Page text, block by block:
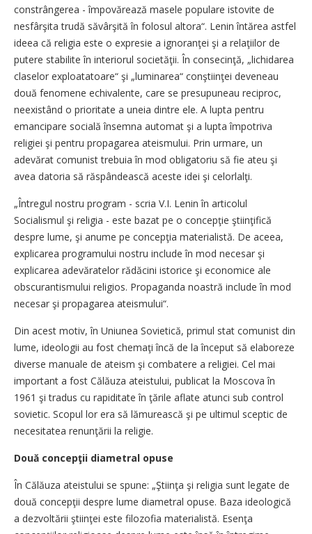
constrângerea - împovărează masele populare istovite de
nesfârşita trudă săvârşită în folosul altora“. Lenin întărea astfel
ideea că religia este o expresie a ignoranţei şi a relaţiilor de
putere stabilite în interiorul societăţii. În consecinţă, „lichidarea
claselor exploatatoare“ şi „luminarea“ conştiinţei deveneau
două fenomene echivalente, care se presupuneau reciproc,
neexistând o prioritate a uneia dintre ele. A lupta pentru
emancipare socială însemna automat şi a lupta împotriva
religiei şi pentru propagarea ateismului. Prin urmare, un
adevărat comunist trebuia în mod obligatoriu să fie ateu şi
avea datoria să răspândească aceste idei şi celorlalţi.
„Întregul nostru program - scria V.I. Lenin în articolul
Socialismul şi religia - este bazat pe o concepţie ştiinţifică
despre lume, şi anume pe concepţia materialistă. De aceea,
explicarea programului nostru include în mod necesar şi
explicarea adevăratelor rădăcini istorice şi economice ale
obscurantismului religios. Propaganda noastră include în mod
necesar şi propagarea ateismului“.
Din acest motiv, în Uniunea Sovietică, primul stat comunist din
lume, ideologii au fost chemaţi încă de la început să elaboreze
diverse manuale de ateism şi combatere a religiei. Cel mai
important a fost Călăuza ateistului, publicat la Moscova în
1961 şi tradus cu rapiditate în ţările aflate atunci sub control
sovietic. Scopul lor era să lămurească şi pe ultimul sceptic de
necesitatea renunţării la religie.
Două concepţii diametral opuse
În Călăuza ateistului se spune: „Ştiinţa şi religia sunt legate de
două concepţii despre lume diametral opuse. Baza ideologică
a dezvoltării ştiinţei este filozofia materialistă. Esenţa